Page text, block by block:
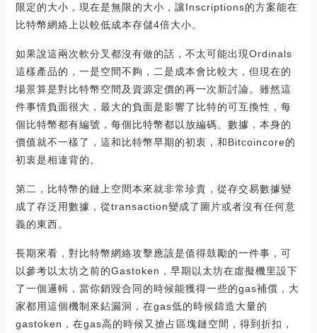
限定的大小，現在是無限的大小，讓Inscriptions的方案能在
比特幣網絡上以較低成本存儲4倍大小。
如果說這兩次軟分叉都沒有做的話，不太可能出現Ordinals
這樣產品的，一是空間不夠，二是成本會比較大，但現在的
場景算是對比特幣空間及資源定價的再一次新討論。雖然這
件事情負面很大，最大的負面是影響了比特的可互換性，每
個比特幣都有編號，每個比特幣都以放編碼、數據，本身的
價值就不一樣了，這和比特幣早期的初衷，和Bitcoincore的
初衷是相違背的。
第二，比特幣的鏈上空間本來就非常珍貴，從存交易數據變
成了存泛用數據，從transaction變成了圖片或者沒有任何意
義的東西。
長期來看，對比特幣網絡攻擊應該是值得鼓勵的一件事，可
以參考以太坊之前的Gastoken，早期以太坊在虛擬機里設下
了一個邏輯，當你銷毀合同的時候能獲得一些的gas補償，大
家都用這個機制來鉆漏洞，在gas低的時候鑄造大量的
gastoken，在gas高的時候又搶占區塊鏈空間，得到折扣，